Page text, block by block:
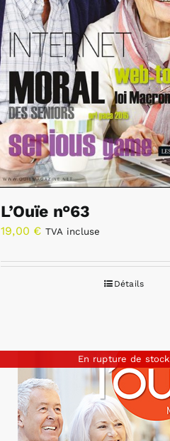
L’Ouïe n°63
19,00 € TVA incluse
Détails
En rupture de stock